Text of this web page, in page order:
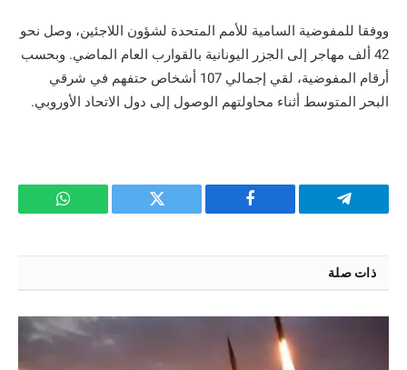
ووفقا للمفوضية السامية للأمم المتحدة لشؤون اللاجئين، وصل نحو
42 ألف مهاجر إلى الجزر اليونانية بالقوارب العام الماضي. وبحسب
أرقام المفوضية، لقي إجمالي 107 أشخاص حتفهم في شرقي
البحر المتوسط أثناء محاولتهم الوصول إلى دول الاتحاد الأوروبي.
تيلقرام فيسبوك تويتر واتساب
ذات صلة